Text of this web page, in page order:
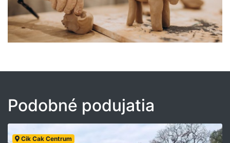
Podobné podujatia
Cik Cak Centrum